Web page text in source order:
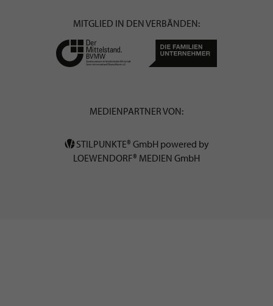
MITGLIED IN DEN VERBÄNDEN:
MEDIENPARTNER VON:
STILPUNKTE® GmbH powered by
LOEWENDORF® MEDIEN GmbH